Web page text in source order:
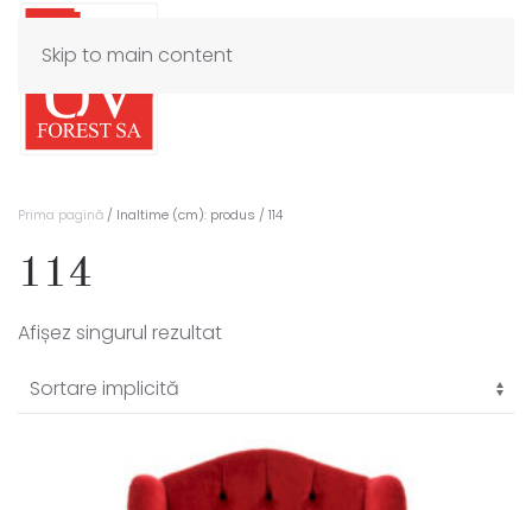
Skip to main content
Prima pagină / Inaltime (cm): produs / 114
114
Afișez singurul rezultat